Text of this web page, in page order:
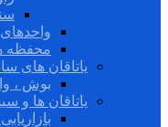
واحدهای
محفظه
یاتاقان های
بوش ،
یاتاقان ها و